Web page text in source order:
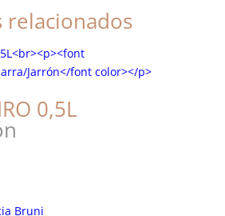
relacionados
0,5L